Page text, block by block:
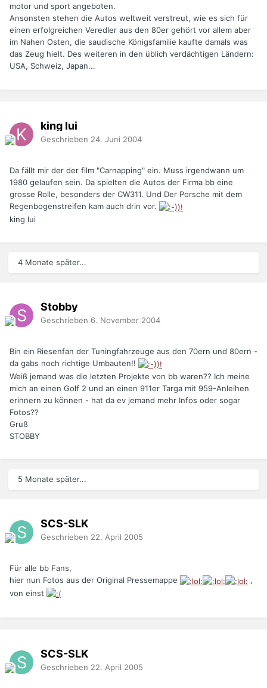
motor und sport angeboten.
Ansonsten stehen die Autos weltweit verstreut, wie es sich für
einen erfolgreichen Veredler aus den 80er gehört vor allem aber
im Nahen Osten, die saudische Königsfamilie kaufte damals was
das Zeug hielt. Des weiteren in den üblich verdächtigen Ländern:
USA, Schweiz, Japan...
king lui
Geschrieben 24. Juni 2004
Da fällt mir der der film "Carnapping" ein. Muss irgendwann um
1980 gelaufen sein. Da spielten die Autos der Firma bb eine
grosse Rolle, besonders der CW311. Und Der Porsche mit dem
Regenbogenstreifen kam auch drin vor.
king lui
4 Monate später...
Stobby
Geschrieben 6. November 2004
Bin ein Riesenfan der Tuningfahrzeuge aus den 70ern und 80ern -
da gabs noch richtige Umbauten!!
Weiß jemand was die letzten Projekte von bb waren?? Ich meine
mich an einen Golf 2 und an einen 911er Targa mit 959-Anleihen
erinnern zu können - hat da ev jemand mehr Infos oder sogar
Fotos??
Gruß
STOBBY
5 Monate später...
SCS-SLK
Geschrieben 22. April 2005
Für alle bb Fans,
hier nun Fotos aus der Original Pressemappe
,
von einst
SCS-SLK
Geschrieben 22. April 2005